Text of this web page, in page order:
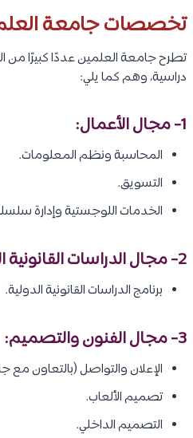
تخصصات جامعة العلمين 2025/
دراسية، وهم كما يلي:
1- مجال الأعمال:
المحاسبة ونظم المعلومات.
التسويق.
الخدمات اللوجستية وإدارة
2- مجال الدراسات القانونية الدولية:
برنامج الدراسات القانونية الدولية.
3- مجال الفنون والتصميم:
الإعلان والتواصل (بالتعاون
تصميم الألعاب.
التصميم الداخلي.